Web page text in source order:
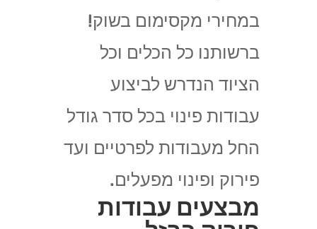
במחירי מקסימום בשוק!
ברשותנו כל הכלים וכל
הציוד הנדרש לביצוע
עבודות פינוי בכל סדר גודל
החל מעבודות לפרטיים ועד
פירוק ופינוי מפעלים.
מבצעים עבודות